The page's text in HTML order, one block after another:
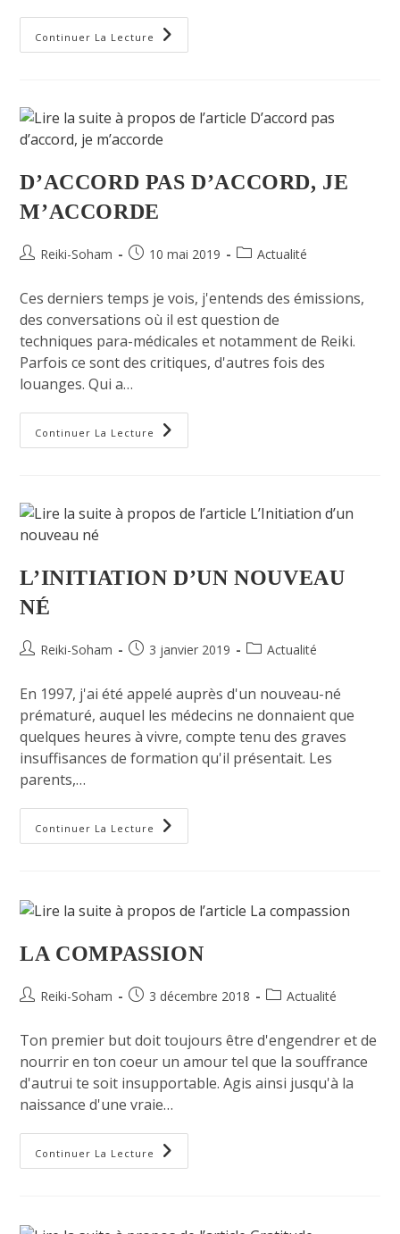
Continuer La Lecture
D’ACCORD PAS D’ACCORD, JE
M’ACCORDE
Reiki-Soham 10 mai 2019 Actualité
Ces derniers temps je vois, j'entends des émissions,
des conversations où il est question de
techniques para-médicales et notamment de Reiki.
Parfois ce sont des critiques, d'autres fois des
louanges. Qui a…
Continuer La Lecture
L’INITIATION D’UN NOUVEAU
NÉ
Reiki-Soham 3 janvier 2019 Actualité
En 1997, j'ai été appelé auprès d'un nouveau-né
prématuré, auquel les médecins ne donnaient que
quelques heures à vivre, compte tenu des graves
insuffisances de formation qu'il présentait. Les
parents,…
Continuer La Lecture
LA COMPASSION
Reiki-Soham 3 décembre 2018 Actualité
Ton premier but doit toujours être d'engendrer et de
nourrir en ton coeur un amour tel que la souffrance
d'autrui te soit insupportable. Agis ainsi jusqu'à la
naissance d'une vraie…
Continuer La Lecture